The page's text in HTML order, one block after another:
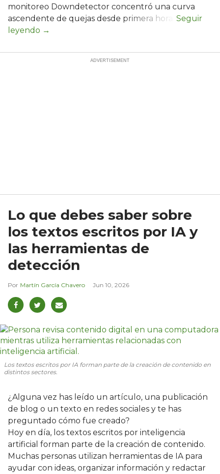
monitoreo Downdetector concentró una curva
ascendente de quejas desde primera hora.
Lo que debes saber sobre
los textos escritos por IA y
las herramientas de
detección
Martín García Chavero Jun 10, 2026
Los textos escritos por IA forman parte de la creación de contenido en
distintos sectores.
¿Alguna vez has leído un artículo, una publicación
de blog o un texto en redes sociales y te has
preguntado cómo fue creado?
Hoy en día, los textos escritos por inteligencia
artificial forman parte de la creación de contenido.
Muchas personas utilizan herramientas de IA para
ayudar con ideas, organizar información y redactar